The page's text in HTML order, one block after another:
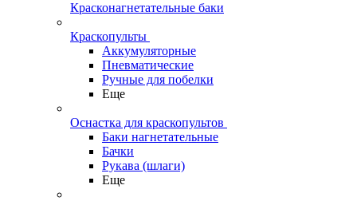
Красконагнетательные баки
Краскопульты
Аккумуляторные
Пневматические
Ручные для побелки
Еще
Оснастка для краскопультов
Баки нагнетательные
Бачки
Рукава (шлаги)
Еще